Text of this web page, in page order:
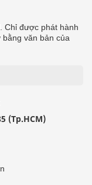
Chỉ được phát hành
bằng văn bản của
(Tp.HCM)